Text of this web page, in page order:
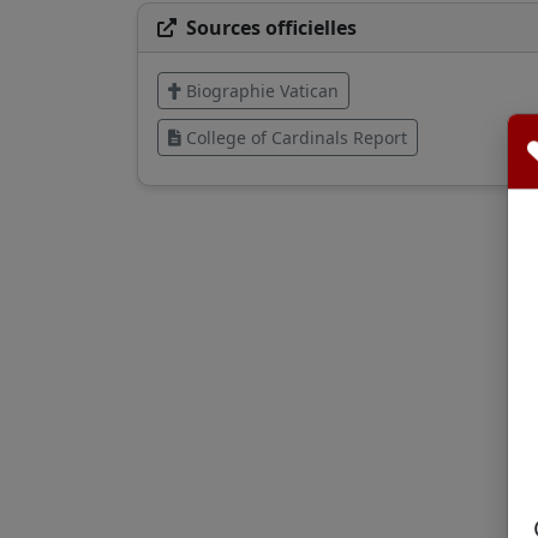
Sources officielles
Biographie Vatican
College of Cardinals Report